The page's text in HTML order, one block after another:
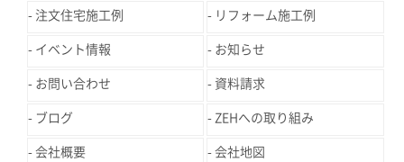
注文住宅施工例 リフォーム施工例
イベント情報 お知らせ
お問い合わせ 資料請求
ブログ ZEHへの取り組み
会社概要 会社地図